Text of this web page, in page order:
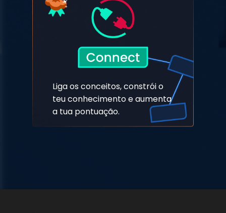
Liga os conceitos, constrói o
teu conhecimento e aumenta
a tua pontuação.